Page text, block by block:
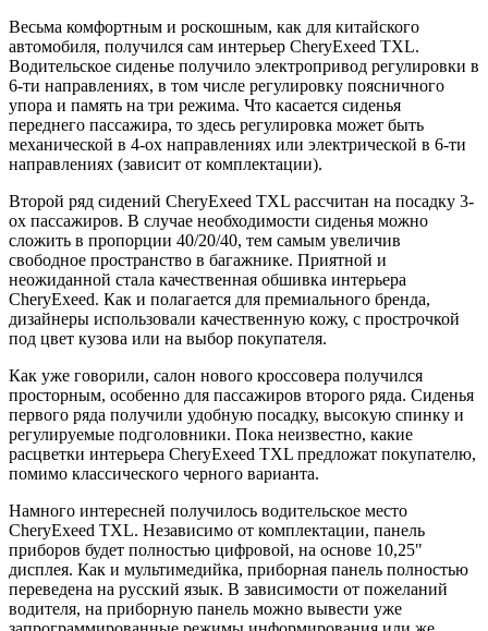
Весьма комфортным и роскошным, как для китайского
автомобиля, получился сам интерьер CheryExeed TXL.
Водительское сиденье получило электропривод регулировки в
6-ти направлениях, в том числе регулировку поясничного
упора и память на три режима. Что касается сиденья
переднего пассажира, то здесь регулировка может быть
механической в 4-ох направлениях или электрической в 6-ти
направлениях (зависит от комплектации).
Второй ряд сидений CheryExeed TXL рассчитан на посадку 3-
ох пассажиров. В случае необходимости сиденья можно
сложить в пропорции 40/20/40, тем самым увеличив
свободное пространство в багажнике. Приятной и
неожиданной стала качественная обшивка интерьера
CheryExeed. Как и полагается для премиального бренда,
дизайнеры использовали качественную кожу, с прострочкой
под цвет кузова или на выбор покупателя.
Как уже говорили, салон нового кроссовера получился
просторным, особенно для пассажиров второго ряда. Сиденья
первого ряда получили удобную посадку, высокую спинку и
регулируемые подголовники. Пока неизвестно, какие
расцветки интерьера CheryExeed TXL предложат покупателю,
помимо классического черного варианта.
Намного интересней получилось водительское место
CheryExeed TXL. Независимо от комплектации, панель
приборов будет полностью цифровой, на основе 10,25"
дисплея. Как и мультимедийка, приборная панель полностью
переведена на русский язык. В зависимости от пожеланий
водителя, на приборную панель можно вывести уже